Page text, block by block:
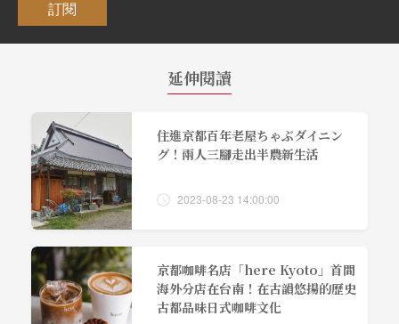
訂閱
延伸閱讀
住進京都百年老屋ちゃぶダイニン
グ！兩人三腳走出半農新生活
2023-08-23 14:00:00
京都咖啡名店「here Kyoto」首間
海外分店在台南！在古韻悠揚的歷史
古都品味日式咖啡文化